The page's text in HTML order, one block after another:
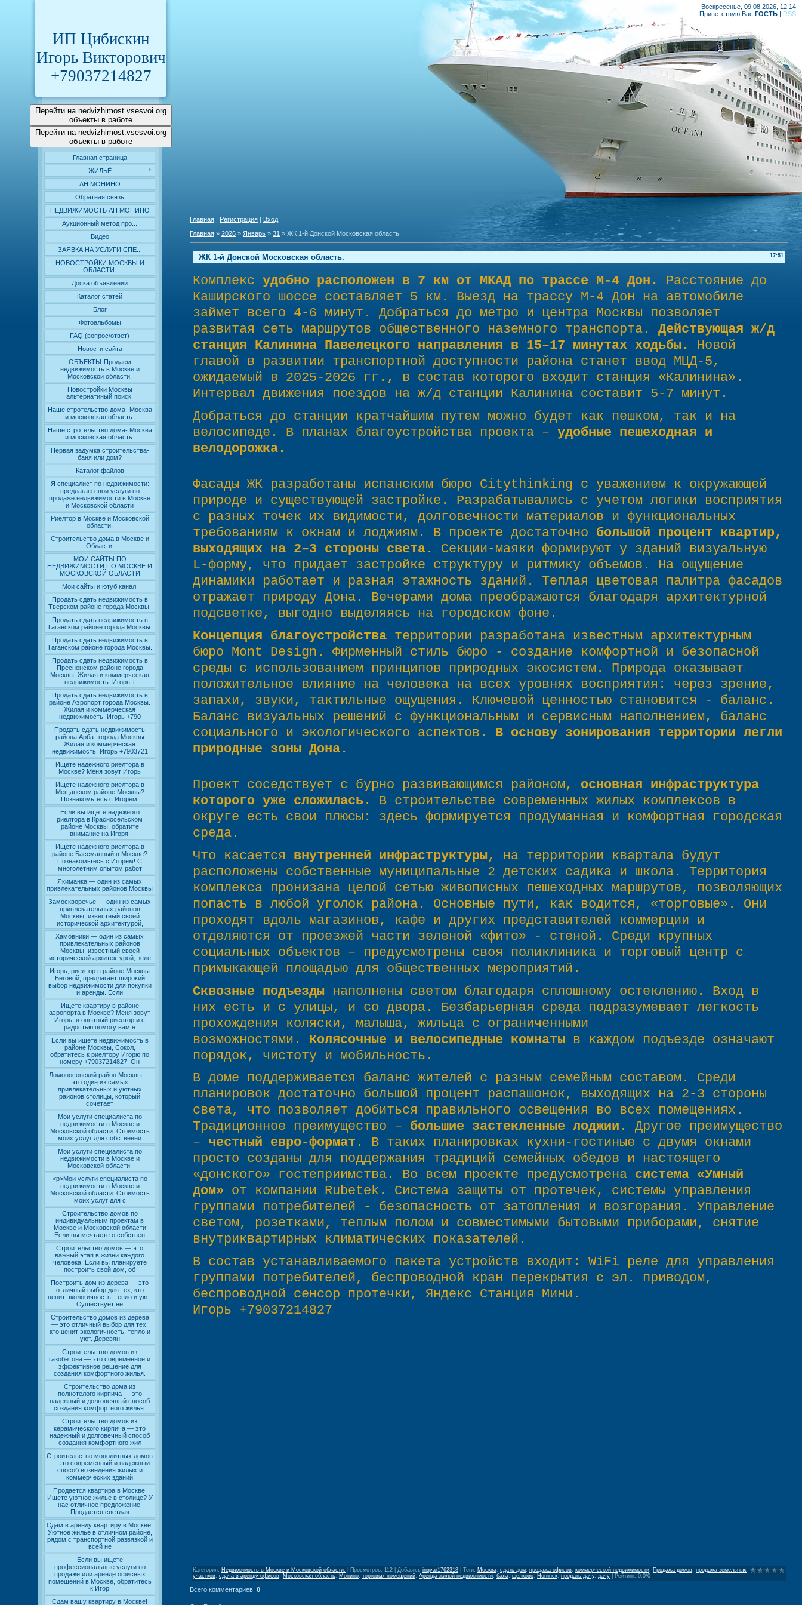
ИП Цибискин
Игорь Викторович
+79037214827
Перейти на nedvizhimost.vsesvoi.org
объекты в работе
Перейти на nedvizhimost.vsesvoi.org
объекты в работе
Главная страница
ЖИЛЬЁ
АН МОНИНО
Обратная связь
НЕДВИЖИМОСТЬ АН МОНИНО
Аукционный метод про...
Видео
ЗАЯВКА НА УСЛУГИ СПЕ...
НОВОСТРОЙКИ МОСКВЫ И
ОБЛАСТИ.
Доска объявлений
Каталог статей
Блог
Фотоальбомы
FAQ (вопрос/ответ)
Новости сайта
ОБЪЕКТЫ-Продаем
недвижимость в Москве и
Московской области.
Новостройки Москвы
альтернатиный поиск.
Наше стротельство дома- Москва
и московская область.
Наше стротельство дома- Москва
и московская область.
Первая задумка строительства-
баня или дом?
Каталог файлов
Я специалист по недвижимости:
предлагаю свои услуги по
продаже недвижимости в Москве
и Московской области
Риелтор в Москве и Московской
области.
Строительство дома в Москве и
Области.
МОИ САЙТЫ ПО
НЕДВИЖИМОСТИ ПО МОСКВЕ И
МОСКОВСКОЙ ОБЛАСТИ
Мои сайты и ютуб канал.
Продать сдать недвижимость в
Тверском районе города Москвы.
Продать сдать недвижимость в
Таганском районе города Москвы.
Продать сдать недвижимость в
Таганском районе города Москвы.
Продать сдать недвижимость в
Пресненском районе города
Москвы. Жилая и коммерческая
недвижимость. Игорь +
Продать сдать недвижимость в
районе Аэропорт города Москвы.
Жилая и коммерческая
недвижимость. Игорь +790
Продать сдать недвижимость
района Арбат города Москвы.
Жилая и коммерческая
недвижимость. Игорь +7903721
Ищете надежного риелтора в
Москве? Меня зовут Игорь
Ищете надежного риелтора в
Мещанском районе Москвы?
Познакомьтесь с Игорем!
Если вы ищете надежного
риелтора в Красносельском
районе Москвы, обратите
внимание на Игоря.
Ищете надежного риелтора в
районе Бассманный в Москве?
Познакомьтесь с Игорем! С
многолетним опытом работ
Якиманка — один из самых
привлекательных районов Москвы
Замоскворечье — один из самых
привлекательных районов
Москвы, известный своей
исторической архитектурой,
Хамовники — один из самых
привлекательных районов
Москвы, известный своей
исторической архитектурой, зеле
Игорь, риелтор в районе Москвы
Беговой, предлагает широкий
выбор недвижимости для покупки
и аренды. Если
Ищете квартиру в районе
аэропорта в Москве? Меня зовут
Игорь, я опытный риелтор и с
радостью помогу вам н
Если вы ищете недвижимость в
районе Москвы, Сокол,
обратитесь к риелтору Игорю по
номеру +79037214827. Он
Ломоносовский район Москвы —
это один из самых
привлекательных и уютных
районов столицы, который
сочетает
Мои услуги специалиста по
недвижимости в Москве и
Московской области. Стоимость
моих услуг для собственни
Мои услуги специалиста по
недвижимости в Москве и
Московской области.
<p>Мои услуги специалиста по
недвижимости в Москве и
Московской области. Стоимость
моих услуг для с
Строительство домов по
индивидуальным проектам в
Москве и Московской области
Если вы мечтаете о собствен
Строительство домов — это
важный этап в жизни каждого
человека. Если вы планируете
построить свой дом, об
Построить дом из дерева — это
отличный выбор для тех, кто
ценит экологичность, тепло и уют.
Существует не
Строительство домов из дерева
— это отличный выбор для тех,
кто ценит экологичность, тепло и
уют. Деревян
Строительство домов из
газобетона — это современное и
эффективное решение для
создания комфортного жилья.
Строительство дома из
полнотелого кирпича — это
надежный и долговечный способ
создания комфортного жилья.
Строительство домов из
керамического кирпича — это
надежный и долговечный способ
создания комфортного жил
Строительство монолитных домов
— это современный и надежный
способ возведения жилых и
коммерческих зданий
Продается квартира в Москве!
Ищете уютное жилье в столице? У
нас отличное предложение!
Продается светлая
Сдам в аренду квартиру в Москве.
Уютное жилье в отличном районе,
рядом с транспортной развязкой и
всей не
Если вы ищете
профессиональные услуги по
продаже или аренде офисных
помещений в Москве, обратитесь
к Игор
Сдам вашу квартиру в Москве!
Воскресенье, 09.08.2026, 12:14
Приветствую Вас ГОСТЬ | RSS
Главная | Регистрация | Вход
Главная » 2026 » Январь » 31 » ЖК 1-й Донской Московская область.
17:51
ЖК 1-й Донской Московская область.
Комплекс удобно расположен в 7 км от МКАД по трассе М-4 Дон.
Расстояние до
Каширского шоссе составляет 5 км. Выезд на трассу М-4 Дон на автомобиле
займет всего 4-6 минут. Добраться до метро и центра Москвы позволяет
развитая сеть маршрутов общественного наземного транспорта. Действующая ж/д
станция Калинина Павелецкого направления в 15–17 минутах ходьбы.
Новой
главой в развитии транспортной доступности района станет ввод МЦД-5,
ожидаемый в 2025-2026 гг., в состав которого входит станция «Калинина».
Интервал движения поездов на ж/д станции Калинина составит 5-7 минут.
Добраться до станции кратчайшим путем можно будет как пешком, так и на
велосипеде. В планах благоустройства проекта – удобные пешеходная и
велодорожка.
Фасады ЖК разработаны испанским бюро Citythinking с уважением к окружающей
природе и существующей застройке. Разрабатывались с учетом логики восприятия
с разных точек их видимости, долговечности материалов и функциональных
требованиям к окнам и лоджиям. В проекте достаточно большой процент квартир,
выходящих на 2–3 стороны света.
Секции-маяки формируют у зданий визуальную
L-форму, что придает застройке структуру и ритмику объемов. На ощущение
динамики работает и разная этажность зданий. Теплая цветовая палитра фасадов
отражает природу Дона. Вечерами дома преображаются благодаря архитектурной
подсветке, выгодно выделяясь на городском фоне.
Концепция благоустройства территории разработана известным архитектурным
бюро Mont Design. Фирменный стиль бюро - создание комфортной и безопасной
среды с использованием принципов природных экосистем. Природа оказывает
положительное влияние на человека на всех уровнях восприятия: через зрение,
запахи, звуки, тактильные ощущения. Ключевой ценностью становится - баланс.
Баланс визуальных решений с функциональным и сервисным наполнением, баланс
социального и экологического аспектов. В основу зонирования территории легли
природные зоны Дона.
Проект соседствует с бурно развивающимся районом, основная инфраструктура
которого уже сложилась . В строительстве современных жилых комплексов в
округе есть свои плюсы: здесь формируется продуманная и комфортная городская
среда.
Что касается внутренней инфраструктуры, на территории квартала будут
расположены собственные муниципальные 2 детских садика и школа. Территория
комплекса пронизана целой сетью живописных пешеходных маршрутов, позволяющих
попасть в любой уголок района. Основные пути, как водится, «торговые». Они
проходят вдоль магазинов, кафе и других представителей коммерции и
отделяются от проезжей части зеленой «фито» - стеной. Среди крупных
социальных объектов – предусмотрены своя поликлиника и торговый центр с
примыкающей площадью для общественных мероприятий.
Сквозные подъезды наполнены светом благодаря сплошному остеклению. Вход в
них есть и с улицы, и со двора. Безбарьерная среда подразумевает легкость
прохождения коляски, малыша, жильца с ограниченными
возможностями. Колясочные и велосипедные комнаты в каждом подъезде означают
порядок, чистоту и мобильность.
В доме поддерживается баланс жителей с разным семейным составом. Среди
планировок достаточно большой процент распашонок, выходящих на 2-3 стороны
света, что позволяет добиться правильного освещения во всех помещениях.
Традиционное преимущество – большие застекленные лоджии . Другое преимущество
– честный евро-формат . В таких планировках кухни-гостиные с двумя окнами
просто созданы для поддержания традиций семейных обедов и настоящего
«донского» гостеприимства. Во всем проекте предусмотрена система «Умный
дом» от компании Rubetek. Система защиты от протечек, системы управления
группами потребителей - безопасность от затопления и возгорания. Управление
светом, розетками, теплым полом и совместимыми бытовыми приборами, снятие
внутриквартирных климатических показателей.
В состав устанавливаемого пакета устройств входит: WiFi реле для управления
группами потребителей, беспроводной кран перекрытия с эл. приводом,
беспроводной сенсор протечки, Яндекс Станция Мини.
Игорь +79037214827
Категория: Недвижимость в Москве и Московской области. Просмотров: 112 Добавил: ingvar1762318 Теги: Москва сдать дом продажа офисов коммерческой недвижимости Продажа домов продажа земельных
участков сдача в аренду офисов Московская область Монино торговых помещений Аренда жилой недвижимости бала щелково Ногинск продать дачу, дачу Рейтинг: 0.0/0
Всего комментариев: 0